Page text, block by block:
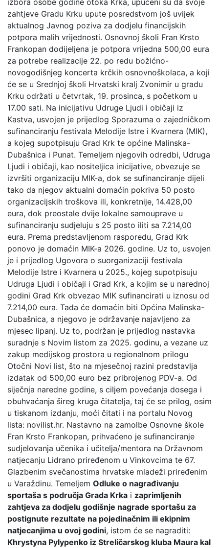
izbora osobe godine otoka Krka, upućeni su da svoje
zahtjeve Gradu Krku upute posredstvom još uvijek
aktualnog Javnog poziva za dodjelu financijskih
potpora malih vrijednosti. Osnovnoj školi Fran Krsto
Frankopan dodijeljena je potpora vrijedna 500,00 eura
za potrebe realizacije 22. po redu božićno-
novogodišnjeg koncerta krčkih osnovnoškolaca, a koji
će se u Srednjoj školi Hrvatski kralj Zvonimir u gradu
Krku održati u četvrtak, 19. prosinca, s početkom u
17.00 sati. Na inicijativu Udruge Ljudi i običaji iz
Kastva, usvojen je prijedlog Sporazuma o zajedničkom
sufinanciranju festivala Melodije Istre i Kvarnera (MIK),
a kojeg supotpisuju Grad Krk te općine Malinska-
Dubašnica i Punat. Temeljem njegovih odredbi, Udruga
Ljudi i običaji, kao nositeljica inicijative, obvezuje se
izvršiti organizaciju MIK-a, dok se sufinanciranje dijeli
tako da njegov aktualni domaćin pokriva 50 posto
organizacijskih troškova ili, konkretnije, 14.428,00
eura, dok preostale dvije lokalne samouprave u
sufinanciranju sudjeluju s 25 posto iliti sa 7.214,00
eura. Prema predstavljenom rasporedu, Grad Krk
ponovo je domaćin MIK-a 2026. godine. Uz to, usvojen
je i prijedlog Ugovora o suorganizaciji festivala
Melodije Istre i Kvarnera u 2025., kojeg supotpisuju
Udruga Ljudi i običaji i Grad Krk, a kojim se u narednoj
godini Grad Krk obvezao MIK sufinancirati u iznosu od
7.214,00 eura. Tada će domaćin biti Općina Malinska-
Dubašnica, a njegovo je održavanje najavljeno za
mjesec lipanj. Uz to, podržan je prijedlog nastavka
suradnje s Novim listom za 2025. godinu, a vezane uz
zakup medijskog prostora u regionalnom prilogu
Otočni Novi list, što na mjesečnoj razini predstavlja
izdatak od 500,00 euro bez pribrojenog PDV-a. Od
siječnja naredne godine, s ciljem povećanja dosega i
obuhvaćanja šireg kruga čitatelja, taj će se prilog, osim
u tiskanom izdanju, moći čitati i na portalu Novog
lista: novilist.hr. Nastavno na zamolbe Osnovne škole
Fran Krsto Frankopan, prihvaćeno je sufinanciranje
sudjelovanja učenika i učitelja/mentora na Državnom
natjecanju Lidrano priređenom u Vinkovcima te 67.
Glazbenim svečanostima hrvatske mladeži priređenim
u Varaždinu. Temeljem Odluke o nagrađivanju
sportaša s područja Grada Krka i zaprimljenih
zahtjeva za dodjelu godišnje nagrade sportašu za
postignute rezultate na pojedinačnim ili ekipnim
natjecanjima u ovoj godini, istom će se nagraditi:
Khrystyna Pylypenko iz Streličarskog kluba Maura kal